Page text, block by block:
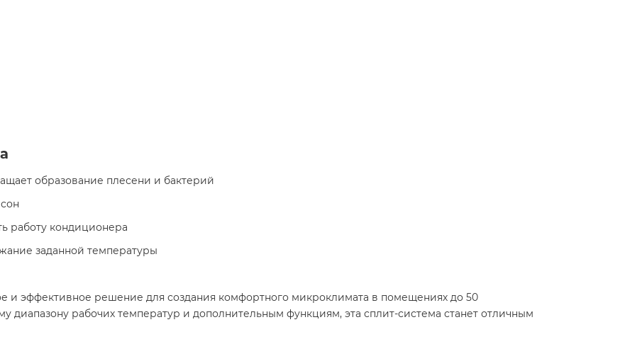
образование плесени и бактерий
работу кондиционера
заданной температуры
и эффективное решение для создания комфортного микроклимата в помещениях до 50
диапазону рабочих температур и дополнительным функциям, эта сплит-система станет отличным